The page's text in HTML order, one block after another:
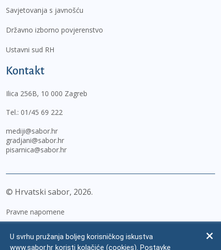
Savjetovanja s javnošću
Državno izborno povjerenstvo
Ustavni sud RH
Kontakt
Ilica 256B, 10 000 Zagreb
Tel.: 01/45 69 222
mediji@sabor.hr
gradjani@sabor.hr
pisarnica@sabor.hr
© Hrvatski sabor, 2026
Pravne napomene
Zaštita osobnih podataka
U svrhu pružanja boljeg korisničkog iskustva
www.sabor.hr koristi kolačiće (cookies). Postavke